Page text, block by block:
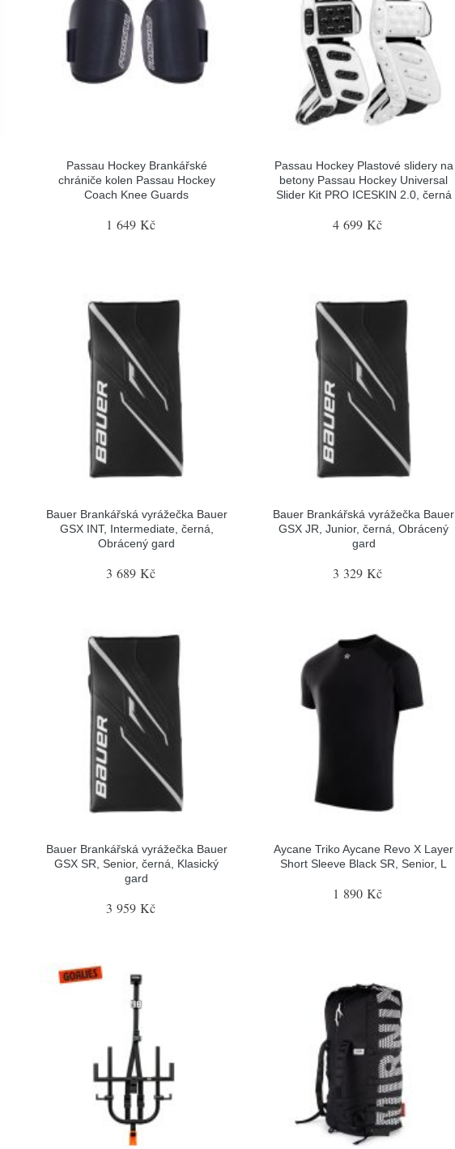
Passau Hockey Brankářské
chrániče kolen Passau Hockey
Coach Knee Guards
1 649 Kč
Passau Hockey Plastové slidery na
betony Passau Hockey Universal
Slider Kit PRO ICESKIN 2.0, černá
4 699 Kč
Bauer Brankářská vyrážečka Bauer
GSX INT, Intermediate, černá,
Obrácený gard
3 689 Kč
Bauer Brankářská vyrážečka Bauer
GSX JR, Junior, černá, Obrácený
gard
3 329 Kč
Bauer Brankářská vyrážečka Bauer
GSX SR, Senior, černá, Klasický
gard
3 959 Kč
Aycane Triko Aycane Revo X Layer
Short Sleeve Black SR, Senior, L
1 890 Kč